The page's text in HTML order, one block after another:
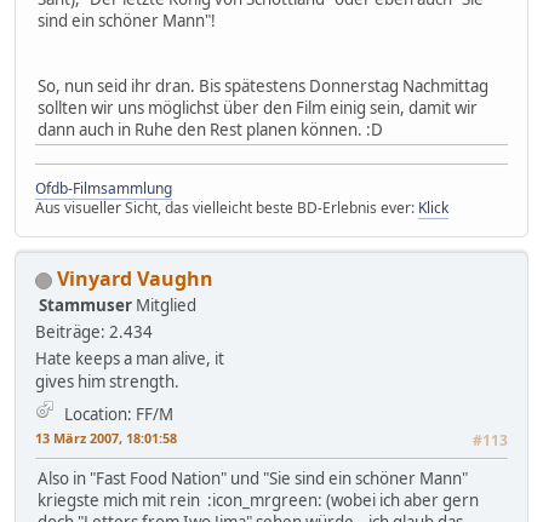
sind ein schöner Mann"!
So, nun seid ihr dran. Bis spätestens Donnerstag Nachmittag
sollten wir uns möglichst über den Film einig sein, damit wir
dann auch in Ruhe den Rest planen können. :D
Ofdb-Filmsammlung
Aus visueller Sicht, das vielleicht beste BD-Erlebnis ever: Klick
Vinyard Vaughn
Stammuser Mitglied
Beiträge: 2.434
Hate keeps a man alive, it
gives him strength.
Location: FF/M
13 März 2007, 18:01:58 #113
Also in "Fast Food Nation" und "Sie sind ein schöner Mann"
kriegste mich mit rein :icon_mrgreen: (wobei ich aber gern